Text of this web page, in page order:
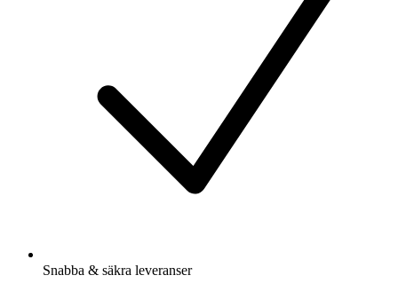
Snabba & säkra leveranser